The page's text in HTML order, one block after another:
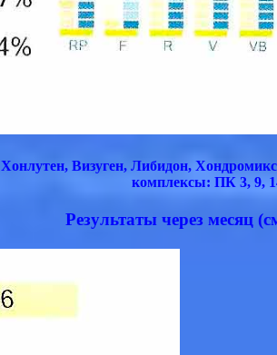
Хонлутен, Визуген, Либидон,
комплексы: ПК 3, 9,
Результаты через месяц